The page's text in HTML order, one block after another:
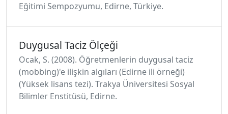
Eğitimi Sempozyumu, Edirne, Türkiye.
Duygusal Taciz Ölçeği
Ocak, S. (2008). Öğretmenlerin duygusal taciz
(mobbing)'e ilişkin algıları (Edirne ili örneği)
(Yüksek lisans tezi). Trakya Üniversitesi Sosyal
Bilimler Enstitüsü, Edirne.